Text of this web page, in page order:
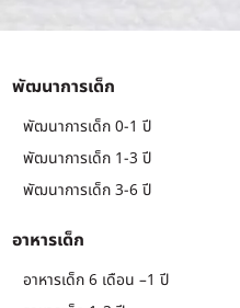
พัฒนาการเด็ก
พัฒนาการเด็ก 0-1 ปี
พัฒนาการเด็ก 1-3 ปี
พัฒนาการเด็ก 3-6 ปี
อาหารเด็ก
อาหารเด็ก 6 เดือน –1 ปี